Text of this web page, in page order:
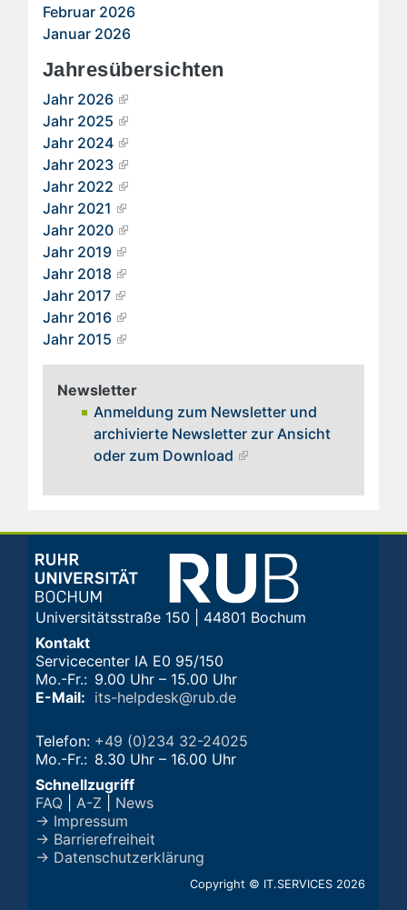
Februar 2026
Januar 2026
Jahresübersichten
Jahr 2026
Jahr 2025
Jahr 2024
Jahr 2023
Jahr 2022
Jahr 2021
Jahr 2020
Jahr 2019
Jahr 2018
Jahr 2017
Jahr 2016
Jahr 2015
Newsletter
Anmeldung zum Newsletter und
archivierte Newsletter zur Ansicht
oder zum Download
Universitätsstraße 150 | 44801 Bochum
Kontakt
Servicecenter IA E0 95/150
Mo.-Fr.: 9.00 Uhr – 15.00 Uhr
E-Mail: its-helpdesk@rub.de
Telefon: +49 (0)234 32-24025
Mo.-Fr.: 8.30 Uhr – 16.00 Uhr
Schnellzugriff
FAQ
A-Z
News
→ Impressum
→ Barrierefreiheit
→ Datenschutzerklärung
Copyright © IT.SERVICES 2026